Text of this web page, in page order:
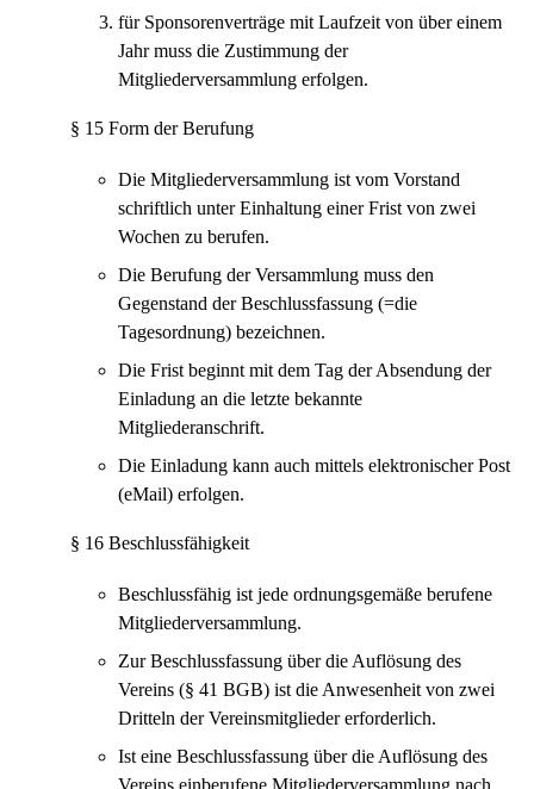
für Sponsorenverträge mit Laufzeit von über einem
Jahr muss die Zustimmung der
Mitgliederversammlung erfolgen.
§ 15 Form der Berufung
Die Mitgliederversammlung ist vom Vorstand
schriftlich unter Einhaltung einer Frist von zwei
Wochen zu berufen.
Die Berufung der Versammlung muss den
Gegenstand der Beschlussfassung (=die
Tagesordnung) bezeichnen.
Die Frist beginnt mit dem Tag der Absendung der
Einladung an die letzte bekannte
Mitgliederanschrift.
Die Einladung kann auch mittels elektronischer Post
(eMail) erfolgen.
§ 16 Beschlussfähigkeit
Beschlussfähig ist jede ordnungsgemäße berufene
Mitgliederversammlung.
Zur Beschlussfassung über die Auflösung des
Vereins (§ 41 BGB) ist die Anwesenheit von zwei
Dritteln der Vereinsmitglieder erforderlich.
Ist eine Beschlussfassung über die Auflösung des
Vereins einberufene Mitgliederversammlung nach